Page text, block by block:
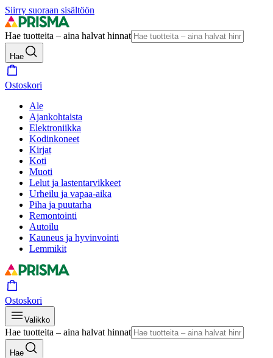
Siirry suoraan sisältöön
Hae tuotteita – aina halvat hinnat
Hae
Ostoskori
Ale
Ajankohtaista
Elektroniikka
Kodinkoneet
Kirjat
Koti
Muoti
Lelut ja lastentarvikkeet
Urheilu ja vapaa-aika
Piha ja puutarha
Remontointi
Autoilu
Kauneus ja hyvinvointi
Lemmikit
Ostoskori
Valikko
Hae tuotteita – aina halvat hinnat
Hae